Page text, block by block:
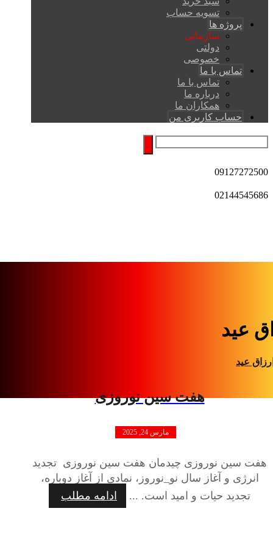
تسویه حساب
پروژه ها
سازمانی
دولتی
خصوصی
تماس با ما
تماس با ما
درباره ما
همکاران ما
حساب کاربری من
09127272500
02144545686
عید
عید
هفت سین نوروزی
مارس 24, 2025
هفت سین نوروزی چیدمان هفت سین نوروزی تجدید
انرژی و آغاز سال نو_نوروز، نمادی از آغاز دوباره،
تجدید حیات و امید است. ...
ادامه مطلب